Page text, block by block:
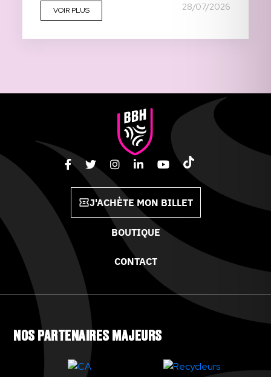
VOIR PLUS 28/07/2026
J'ACHÈTE MON BILLET
BOUTIQUE
CONTACT
NOS PARTENAIRES MAJEURS